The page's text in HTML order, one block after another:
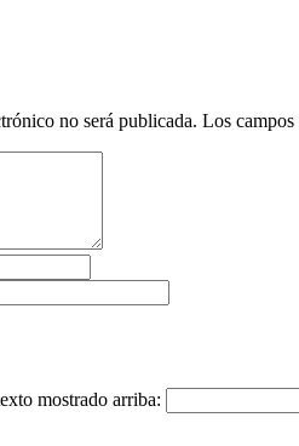
no será publicada. Los campos
mostrado arriba: